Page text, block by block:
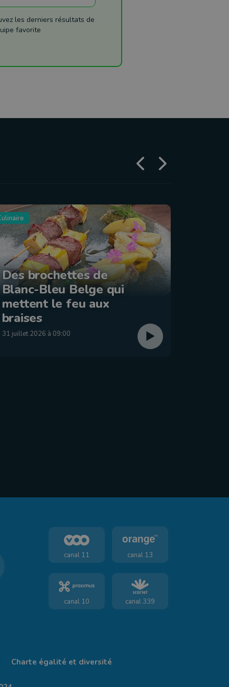
les derniers résultats de
favorite
Des brochettes de
Blanc-Bleu Belge qui
mettent le feu aux
braises
31 juillet 2026 à 09:00
canal 11 canal 13
canal 10 canal 339
Charte égalité et diversité